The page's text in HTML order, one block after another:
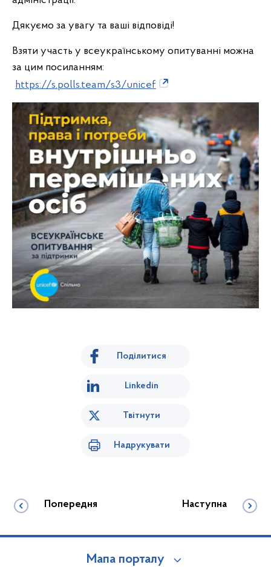
Дякуємо за увагу та ваші відповіді!
Взяти участь у всеукраїнському опитуванні можна
за цим посиланням:
https://s.polls.team/s3/unicef
Поділитися
Linkedin
Твітнути
Надрукувати
Попередня Наступна
Мапа порталу